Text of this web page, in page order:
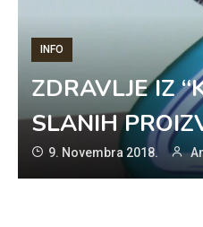
INFO
ZDRAVLJE IZ
SLANIH
9. Novembra 2018.